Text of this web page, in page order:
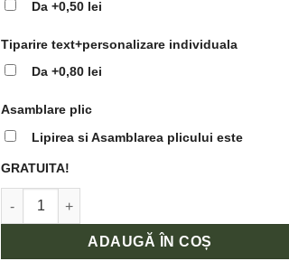
Da +0,50 lei
Tiparire text+personalizare individuala
Da +0,80 lei
Asamblare plic
Lipirea si Asamblarea plicului este
GRATUITA!
Cantitate Plic de bani Botez tematica Maritima
ADAUGĂ ÎN COȘ